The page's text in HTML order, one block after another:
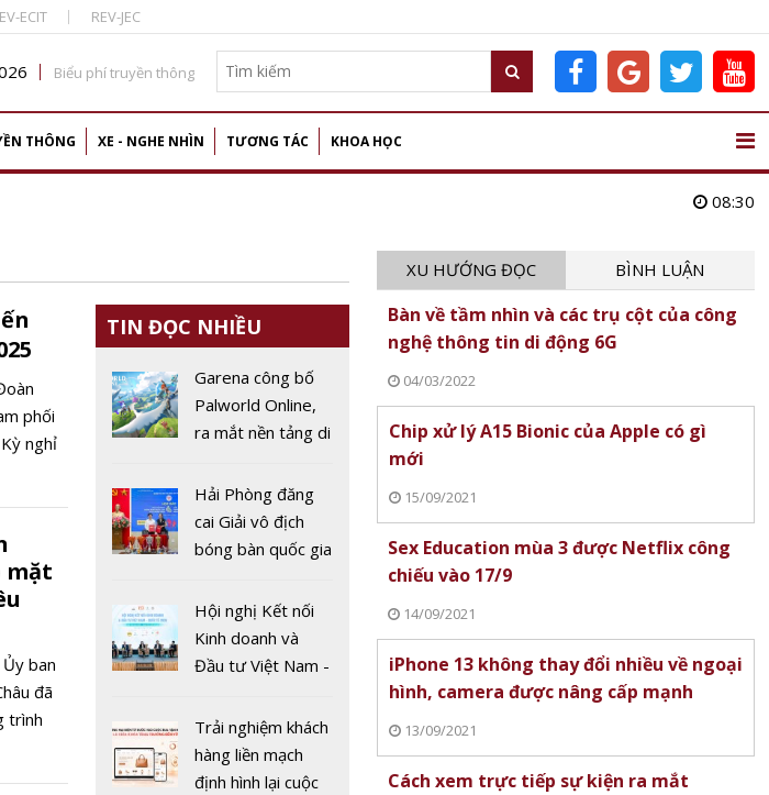
ECIT REV-JEC
Biểu phí truyền thông
THÔNG XE - NGHE NHÌN TƯƠNG TÁC KHOA HỌC
08:30
phối
nghỉ
mặt
ban
đã
trình
TIN ĐỌC NHIỀU
Garena công bố
Palworld Online,
ra mắt nền tảng di
2026
Hải Phòng đăng
cai Giải vô địch
bóng bàn quốc gia
thứ 44
Hội nghị Kết nối
Kinh doanh và
Đầu tư Việt Nam -
Trải nghiệm khách
hàng liền mạch
định hình lại cuộc
XU HƯỚNG ĐỌC BÌNH LUẬN
Bàn về tầm nhìn và các trụ cột của công
nghệ thông tin di động 6G
04/03/2022
Chip xử lý A15 Bionic của Apple có gì
mới
15/09/2021
Sex Education mùa 3 được Netflix công
chiếu vào 17/9
14/09/2021
iPhone 13 không thay đổi nhiều về ngoại
hình, camera được nâng cấp mạnh
13/09/2021
Cách xem trực tiếp sự kiện ra mắt